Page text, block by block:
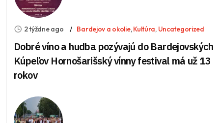
2 týždne ago Bardejov a okolie,Kultúra, Uncategorized
Dobré víno a hudba pozývajú do Bardejovských
Kúpeľov Hornošarišský vínny festival má už 13
rokov